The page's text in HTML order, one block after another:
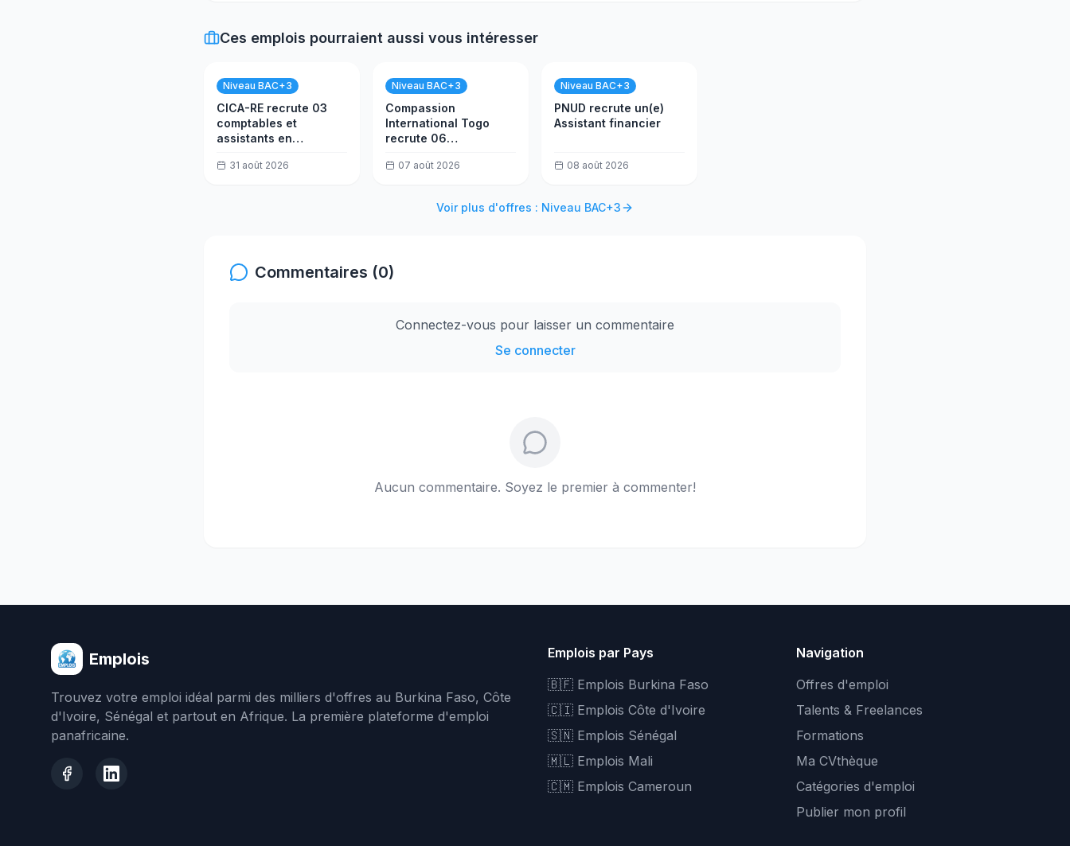
Ces emplois pourraient aussi vous intéresser
Niveau BAC+3
CICA-RE recrute 03
comptables et
assistants en
31 août 2026
Niveau BAC+3
Compassion
International Togo
recrute 06
formateurs
07 août 2026
Niveau BAC+3
PNUD recrute un(e)
Assistant financier
08 août 2026
Voir plus d'offres : Niveau BAC+3
Commentaires (0)
Connectez-vous pour laisser un commentaire
Se connecter
Aucun commentaire. Soyez le premier à commenter!
Emplois
Trouvez votre emploi idéal parmi des milliers d'offres au Burkina Faso, Côte
d'Ivoire, Sénégal et partout en Afrique. La première plateforme d'emploi
panafricaine.
Emplois par Pays
🇧🇫 Emplois Burkina Faso
🇨🇮 Emplois Côte d'Ivoire
🇸🇳 Emplois Sénégal
🇲🇱 Emplois Mali
🇨🇲 Emplois Cameroun
Navigation
Offres d'emploi
Talents & Freelances
Formations
Ma CVthèque
Catégories d'emploi
Publier mon profil